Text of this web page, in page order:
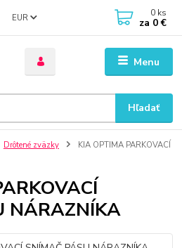
Menu
EUR
Hľadať
0 ks
za 0 €
Drôtené zväzky
KIA OPTIMA PARKOVACÍ
NÁRAZNÍKA